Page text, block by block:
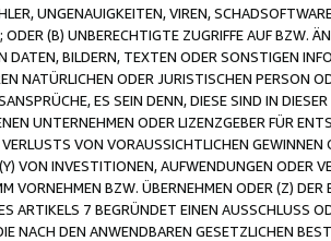
UNGENAUIGKEITEN, VIREN,
(B) UNBERECHTIGTE ZUGRIFFE AUF BZW.
DATEN, BILDERN, TEXTEN ODER SONSTIGEN
NATÜRLICHEN ODER JURISTISCHEN PERSON
ES SEIN DENN, DIESE SIND IN
UNTERNEHMEN ODER LIZENZGEBER FÜR
VON VORAUSSICHTLICHEN
VON INVESTITIONEN, AUFWENDUNGEN ODER
VORNEHMEN BZW. ÜBERNEHMEN ODER (Z)
ARTIKELS 7 BEGRÜNDET EINEN AUSSCHLUSS
NACH DEN ANWENDBAREN GESETZLICHEN